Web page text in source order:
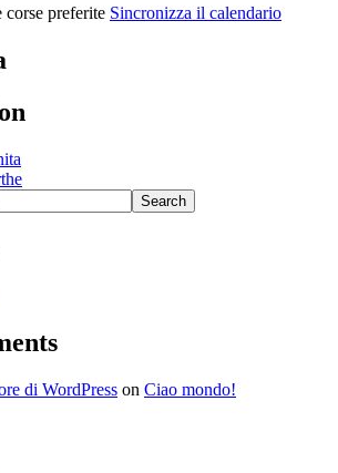
corse preferite Sincronizza il calendario
di WordPress on Ciao mondo!